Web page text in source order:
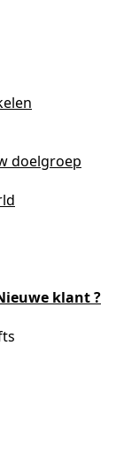
doelgroep
klant ?